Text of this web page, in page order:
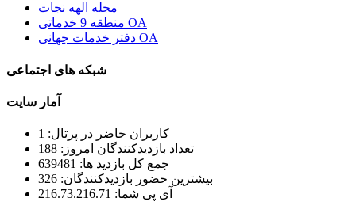
مجله الهه نجات
منطقه 9 خدماتی OA
دفتر خدمات جهانی OA
شبکه های اجتماعی
آمار سایت
کاربران حاضر در پرتال: 1
تعداد بازدیدکنندگان امروز: 188
جمع کل بازدید ها: 639481
بیشترین حضور بازدیدکنندگان: 326
آی پی شما: 216.73.216.71